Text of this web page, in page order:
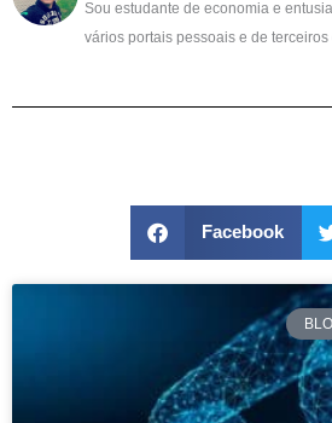
Sou estudante de economia e
vários portais pessoais e de
Facebook